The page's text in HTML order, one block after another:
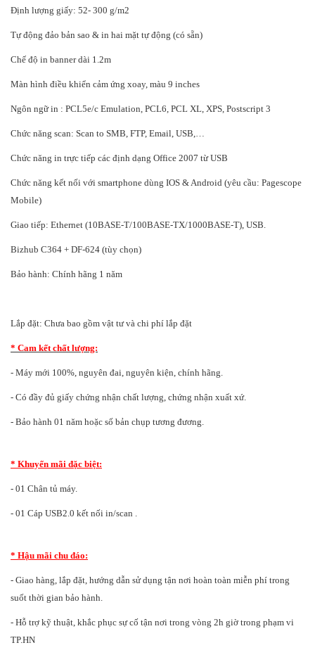
Định lượng giấy: 52- 300 g/m2
Tự động đảo bản sao & in hai mặt tự động (có sẵn)
Chế độ in banner dài 1.2m
Màn hình điều khiển cảm ứng xoay, màu 9 inches
Ngôn ngữ in : PCL5e/c Emulation, PCL6, PCL XL, XPS, Postscript 3
Chức năng scan: Scan to SMB, FTP, Email, USB,…
Chức năng in trực tiếp các định dạng Office 2007 từ USB
Chức năng kết nối với smartphone dùng IOS & Android (yêu cầu: Pagescope
Mobile)
Giao tiếp: Ethernet (10BASE-T/100BASE-TX/1000BASE-T), USB.
Bizhub C364 + DF-624 (tùy chọn)
Bảo hành: Chính hãng 1 năm
Lắp đặt: Chưa bao gồm vật tư và chi phí lắp đặt
* Cam kết chất lượng:
- Máy mới 100%, nguyên đai, nguyên kiện, chính hãng.
- Có đầy đủ giấy chứng nhận chất lượng, chứng nhận xuất xứ.
- Bảo hành 01 năm hoặc số bản chụp tương đương.
* Khuyến mãi đặc biệt:
- 01 Chân tủ máy.
- 01 Cáp USB2.0 kết nối in/scan .
* Hậu mãi chu đáo:
- Giao hàng, lắp đặt, hướng dẫn sử dụng tận nơi hoàn toàn miễn phí trong
suốt thời gian bảo hành.
- Hỗ trợ kỹ thuật, khắc phục sự cố tận nơi trong vòng 2h giờ trong phạm vi
TP.HN